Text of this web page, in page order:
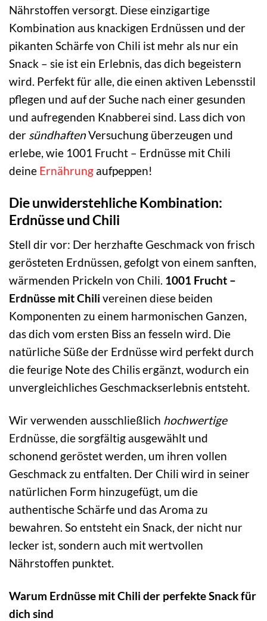
Nährstoffen versorgt. Diese einzigartige
Kombination aus knackigen Erdnüssen und der
pikanten Schärfe von Chili ist mehr als nur ein
Snack – sie ist ein Erlebnis, das dich begeistern
wird. Perfekt für alle, die einen aktiven Lebensstil
pflegen und auf der Suche nach einer gesunden
und aufregenden Knabberei sind. Lass dich von
der sündhaftenVersuchung überzeugen und
erlebe, wie 1001 Frucht – Erdnüsse mit Chili
deine Ernährung aufpeppen!
Die unwiderstehliche Kombination:
Erdnüsse und Chili
Stell dir vor: Der herzhafte Geschmack von frisch
gerösteten Erdnüssen, gefolgt von einem sanften,
wärmenden Prickeln von Chili. 1001 Frucht –
Erdnüsse mit Chili vereinen diese beiden
Komponenten zu einem harmonischen Ganzen,
das dich vom ersten Biss an fesseln wird. Die
natürliche Süße der Erdnüsse wird perfekt durch
die feurige Note des Chilis ergänzt, wodurch ein
unvergleichliches Geschmackserlebnis entsteht.
Wir verwenden ausschließlich hochwertige
Erdnüsse, die sorgfältig ausgewählt und
schonend geröstet werden, um ihren vollen
Geschmack zu entfalten. Der Chili wird in seiner
natürlichen Form hinzugefügt, um die
authentische Schärfe und das Aroma zu
bewahren. So entsteht ein Snack, der nicht nur
lecker ist, sondern auch mit wertvollen
Nährstoffen punktet.
Warum Erdnüsse mit Chili der perfekte Snack für
dich sind